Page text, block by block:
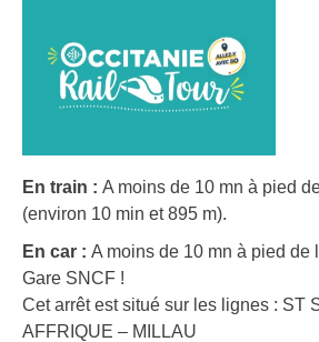
En train : A moins de 10 mn à pied
(environ 10 min et 895 m).
En car : A moins de 10 mn à pied de
Gare SNCF !
Cet arrêt est situé sur les lignes : ST
AFFRIQUE – MILLAU